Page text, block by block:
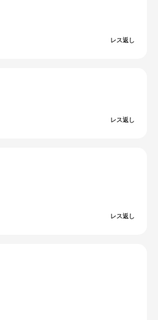
レス返し
レス返し
レス返し